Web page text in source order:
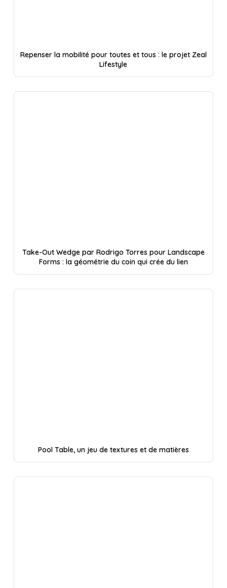
Repenser la mobilité pour toutes et tous : le projet Zeal
Lifestyle
Take-Out Wedge par Rodrigo Torres pour Landscape
Forms : la géométrie du coin qui crée du lien
Pool Table, un jeu de textures et de matières